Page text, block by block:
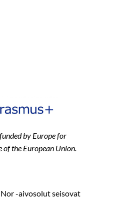
by Europe for
of the European Union.